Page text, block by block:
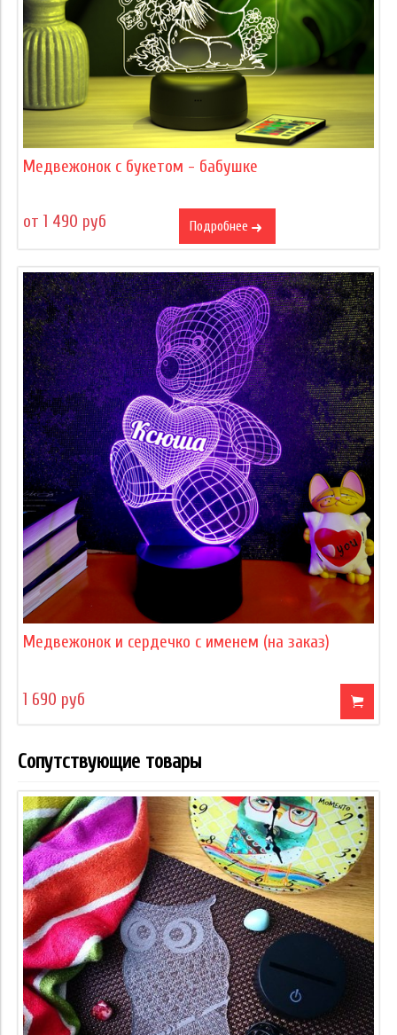
Медвежонок с букетом - бабушке
от 1 490 руб Подробнее
Медвежонок и сердечко с именем (на заказ)
1 690 руб
Сопутствующие товары